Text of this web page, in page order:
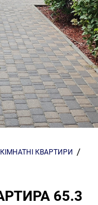
КВАРТИРИ
65.3